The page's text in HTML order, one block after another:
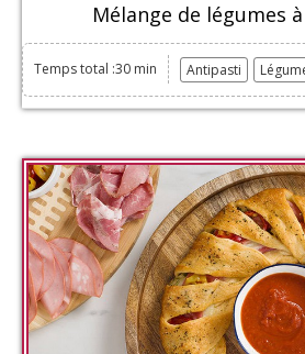
Mélange de légumes
Temps total :30 min Antipasti